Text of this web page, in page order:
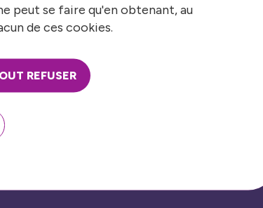
peut se faire qu'en obtenant, au
de ces cookies.
REFUSER